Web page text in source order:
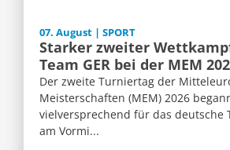
07. August | SPORT
Starker zweiter
Team GER bei der MEM
Der zweite Turniertag der
Meisterschaften (MEM) 2026
vielversprechend für das deutsche
am Vormi...